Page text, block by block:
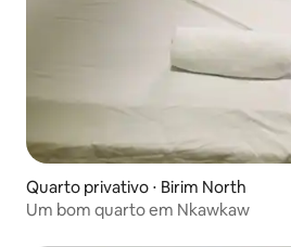
Quarto privativo ⋅ Birim North
Um bom quarto em Nkawkaw